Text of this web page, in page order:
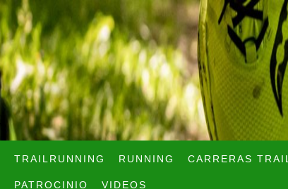
TRAILRUNNING RUNNING CARRERAS TRAIL
PATROCINIO VIDEOS